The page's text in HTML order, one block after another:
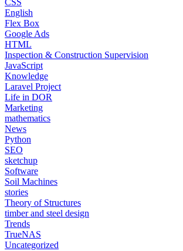
CSS
English
Flex Box
Google Ads
HTML
Inspection & Construction Supervision
JavaScript
Knowledge
Laravel Project
Life in DOR
Marketing
mathematics
News
Python
SEO
sketchup
Software
Soil Machines
stories
Theory of Structures
timber and steel design
Trends
TrueNAS
Uncategorized